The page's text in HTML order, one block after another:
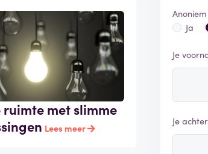
met slimme
Lees meer
Ja
Je
Je